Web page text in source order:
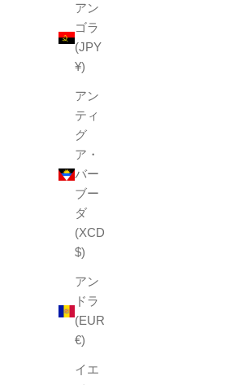
アン
ゴラ
(JPY
¥)
アン
ティ
グ
ア・
バー
ブー
ダ
(XCD
$)
アン
ドラ
(EUR
€)
イエ